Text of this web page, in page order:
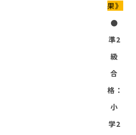
果》
●
準2
級
合
格：
小
学2